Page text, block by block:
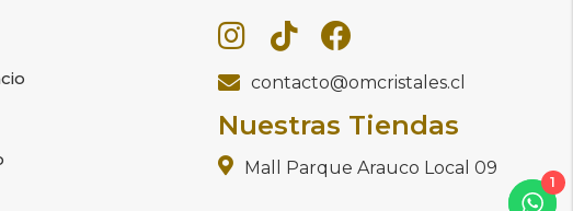
contacto@omcristales.cl
Nuestras Tiendas
Mall Parque Arauco Local 09
1